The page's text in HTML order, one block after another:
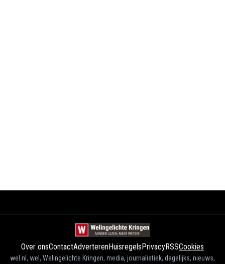
Over onsContactAdverterenHuisregelsPrivacyRSSCookies
wel.nl, wel, Welingelichte Kringen, media, journalistiek, dagelijks, nieuws,